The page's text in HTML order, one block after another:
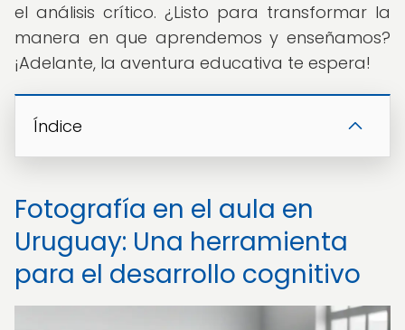
el análisis crítico. ¿Listo para transformar la
manera en que aprendemos y enseñamos?
¡Adelante, la aventura educativa te espera!
Índice
Fotografía en el aula en
Uruguay: Una herramienta
para el desarrollo cognitivo